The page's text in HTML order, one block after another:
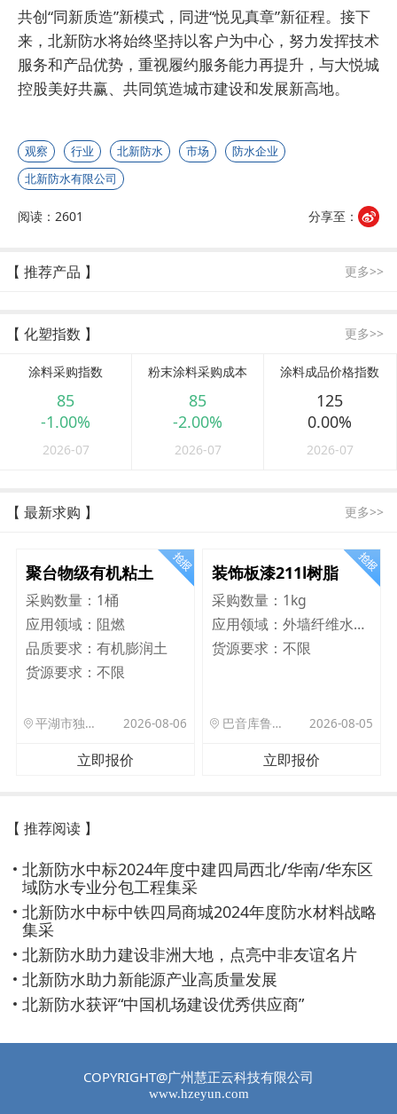
共创“同新质造”新模式，同进“悦见真章”新征程。接下
来，北新防水将始终坚持以客户为中心，努力发挥技术
服务和产品优势，重视履约服务能力再提升，与大悦城
控股美好共赢、共同筑造城市建设和发展新高地。
观察 行业 北新防水 市场
防水企业
北新防水有限公司
阅读：2601 分享至：
【 推荐产品 】 更多>>
【 化塑指数 】 更多>>
涂料采购指数
85
-1.00%
2026-07
粉末涂料采购成本
85
-2.00%
2026-07
涂料成品价格指数
125
0.00%
2026-07
【 最新求购 】 更多>>
聚台物级有机粘土
采购数量： 1桶
应用领域： 阻燃
品质要求： 有机膨润土
货源要求： 不限
平湖市独山港镇集港路 589 号 2026-08-06
立即报价
装饰板漆211l树脂
采购数量： 1kg
应用领域：
外墙纤维水泥板
货源要求：不限
巴音库鲁提镇,托帕口岸六号库房 2026-08-05
立即报价
【 推荐阅读 】
北新防水中标2024年度中建四局西北/华南/华东区
域防水专业分包工程集采
北新防水中标中铁四局商城2024年度防水材料战略
集采
北新防水助力建设非洲大地，点亮中非友谊名片
北新防水助力新能源产业高质量发展
北新防水获评“中国机场建设优秀供应商”
COPYRIGHT@广州慧正云科技有限公司
www.hzeyun.com